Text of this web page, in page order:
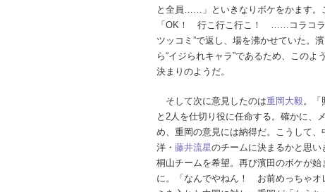
と全員……」といきなりボケをかます。
「OK！ 行こ行こ行こ！ ……コラコラ
ツッコミ”で返し、場を沸かせていた。
ら“イジられキャラ”であるため、このよ
決まりのようだ。
そして次に意見したのは重岡大毅。「
と2人を仕切り役に任命する。確かに、
め、重岡の意見には納得だ。こうして、
洋・ 藤井流星のチームに決まるかと思い
桐山チームを希望。再び濱田のボケが
に。「なんでやねん！ お前めっちゃオ